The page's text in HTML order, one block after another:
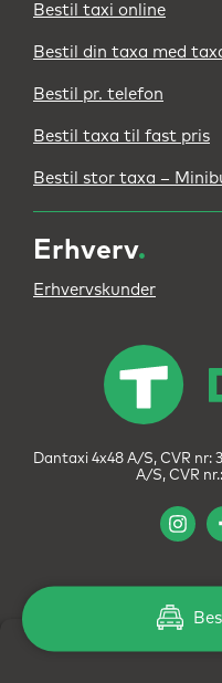
Bestil taxi online
Bestil din taxa med
Bestil pr. telefon
Bestil taxa til fast pris
Bestil stor taxa –
Erhverv.
Erhvervskunder
Dantaxi 4x48 A/S, CVR nr:
A/S, CVR